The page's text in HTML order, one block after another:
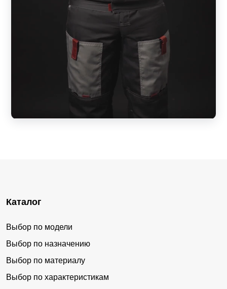
Каталог
Выбор по модели
Выбор по назначению
Выбор по материалу
Выбор по характеристикам